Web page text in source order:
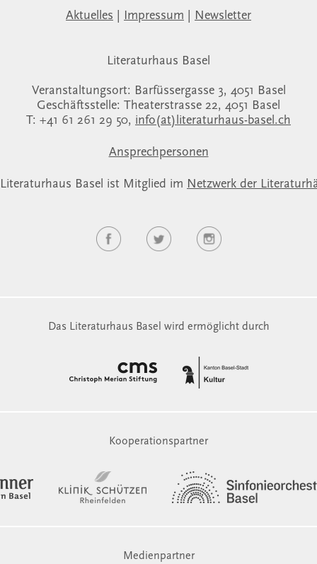
Aktuelles Impressum Newsletter
Literaturhaus Basel
Veranstaltungsort: Barfüssergasse 3, 4051 Basel
Geschäftsstelle: Theaterstrasse 22, 4051 Basel
T: +41 61 261 29 50, info(at)literaturhaus-basel.ch
Ansprechpersonen
Basel ist Mitglied im Netzwerk der
Das Literaturhaus Basel wird ermöglicht durch
Kooperationspartner
Medienpartner